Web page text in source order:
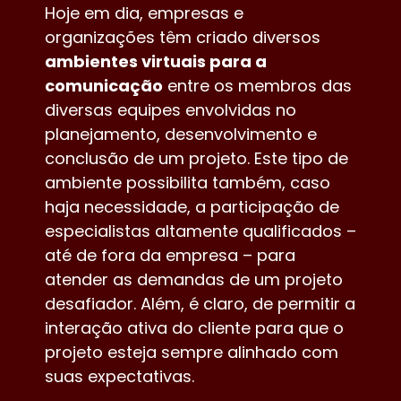
Hoje em dia, empresas e
organizações têm criado diversos
ambientes virtuais para a
comunicação entre os membros das
diversas equipes envolvidas no
planejamento, desenvolvimento e
conclusão de um projeto. Este tipo de
ambiente possibilita também, caso
haja necessidade, a participação de
especialistas altamente qualificados –
até de fora da empresa – para
atender as demandas de um projeto
desafiador. Além, é claro, de permitir a
interação ativa do cliente para que o
projeto esteja sempre alinhado com
suas expectativas.